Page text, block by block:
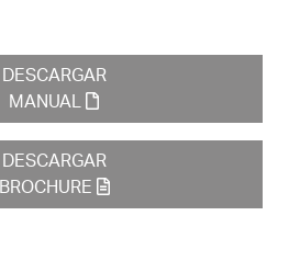
DESCARGAR
MANUAL
DESCARGAR
BROCHURE